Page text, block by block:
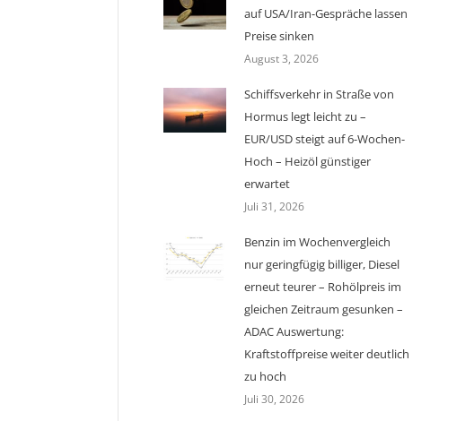
auf USA/Iran-Gespräche lassen
Preise sinken
August 3, 2026
Schiffsverkehr in Straße von
Hormus legt leicht zu –
EUR/USD steigt auf 6-Wochen-
Hoch – Heizöl günstiger
erwartet
Juli 31, 2026
Benzin im Wochenvergleich
nur geringfügig billiger, Diesel
erneut teurer – Rohölpreis im
gleichen Zeitraum gesunken –
ADAC Auswertung:
Kraftstoffpreise weiter deutlich
zu hoch
Juli 30, 2026